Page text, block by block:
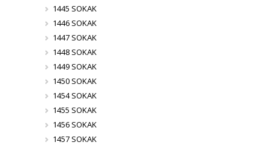
1445 SOKAK
1446 SOKAK
1447 SOKAK
1448 SOKAK
1449 SOKAK
1450 SOKAK
1454 SOKAK
1455 SOKAK
1456 SOKAK
1457 SOKAK